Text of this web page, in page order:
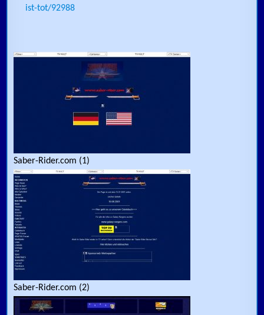
ist-tot/92988
Saber-Rider.com (1)
Saber-Rider.com (2)